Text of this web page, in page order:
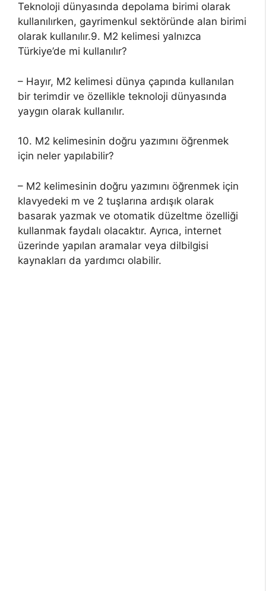
Teknoloji dünyasında depolama birimi olarak
kullanılırken, gayrimenkul sektöründe alan birimi
olarak kullanılır.9. M2 kelimesi yalnızca
Türkiye’de mi kullanılır?
– Hayır, M2 kelimesi dünya çapında kullanılan
bir terimdir ve özellikle teknoloji dünyasında
yaygın olarak kullanılır.
10. M2 kelimesinin doğru yazımını öğrenmek
için neler yapılabilir?
– M2 kelimesinin doğru yazımını öğrenmek için
klavyedeki m ve 2 tuşlarına ardışık olarak
basarak yazmak ve otomatik düzeltme özelliği
kullanmak faydalı olacaktır. Ayrıca, internet
üzerinde yapılan aramalar veya dilbilgisi
kaynakları da yardımcı olabilir.